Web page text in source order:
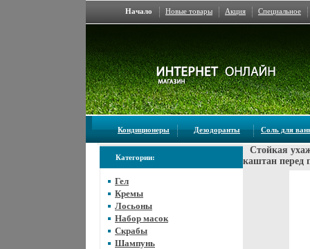
Начало Новые товары Акция Специальное
Кондиционеры Дезодоранты Соль для
Категории:
Гел
Кремы
Лосьоны
Набор масок
Скрабы
Шампунь
Стойкая
каштан перед